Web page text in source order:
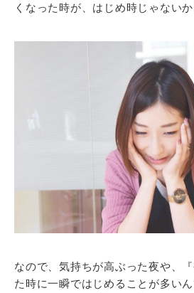
くなった時が、はじめ時じゃないか
なので、気持ちが高ぶった夜や、
た時に一瞬ではじめることが多い